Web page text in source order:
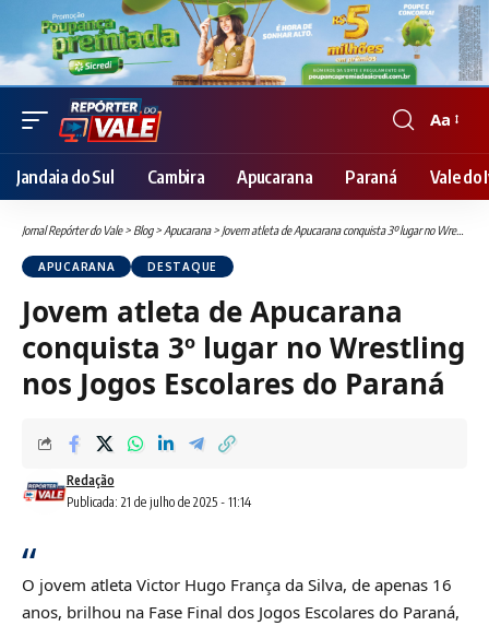
Font
Resizer
Aa
Jandaia do Sul Cambira Apucarana Paraná Vale do
Jornal Repórter do Vale> Blog>Apucarana> Jovem atleta de Apucarana conquista 3º lugar no Wrestling nos Jogos Escolares do Paraná
APUCARANA DESTAQUE
Jovem atleta de Apucarana
conquista 3º lugar no Wrestling
nos Jogos Escolares do Paraná
Publicada: 21 de julho de 2025 - 11:14
Redação
O jovem atleta Victor Hugo França da Silva, de apenas 16
anos, brilhou na Fase Final dos Jogos Escolares do Paraná,